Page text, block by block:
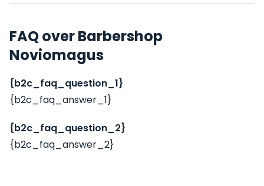
FAQ over Barbershop
Noviomagus
{b2c_faq_question_1}
{b2c_faq_answer_1}
{b2c_faq_question_2}
{b2c_faq_answer_2}